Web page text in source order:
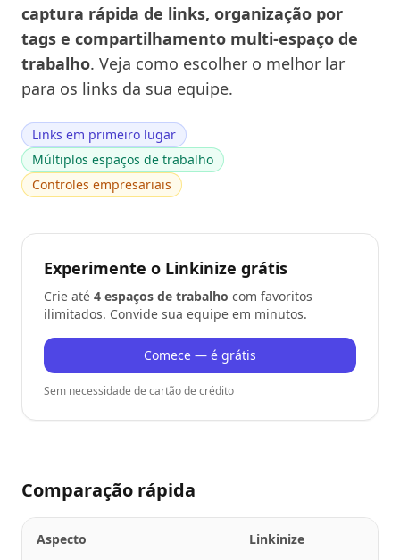
captura rápida de links, organização por
tags e compartilhamento multi-espaço de
trabalho. Veja como escolher o melhor lar
para os links da sua equipe.
Links em primeiro lugar
Múltiplos espaços de trabalho
Controles empresariais
Experimente o Linkinize grátis
Crie até 4 espaços de trabalho com favoritos
ilimitados. Convide sua equipe em minutos.
Comece — é grátis
Sem necessidade de cartão de crédito
Comparação rápida
Aspecto Linkinize